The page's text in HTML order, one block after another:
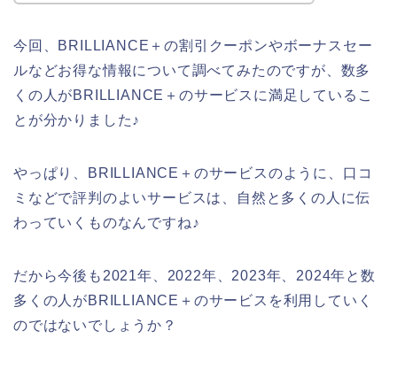
今回、BRILLIANCE＋の割引クーポンやボーナスセー
ルなどお得な情報について調べてみたのですが、数多
くの人がBRILLIANCE＋のサービスに満足しているこ
とが分かりました♪
やっぱり、BRILLIANCE＋のサービスのように、口コ
ミなどで評判のよいサービスは、自然と多くの人に伝
わっていくものなんですね♪
だから今後も2021年、2022年、2023年、2024年と数
多くの人がBRILLIANCE＋のサービスを利用していく
のではないでしょうか？